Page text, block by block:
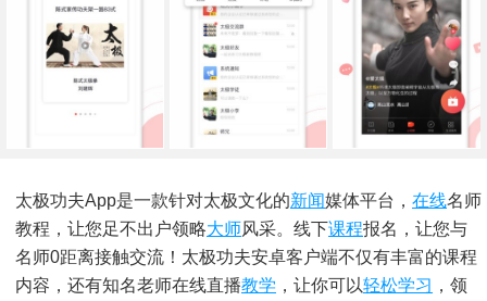
太极功夫app是一款针对太极文化的新闻媒体平台， 在线名师
教程，让您足不出户领略大师风采。线下课程报名，让您与
名师0距离接触交流！太极功夫安卓客户端不仅有丰富的课程
内容，还有知名老师在线直播教学 ，让你可以轻松学习 ，领